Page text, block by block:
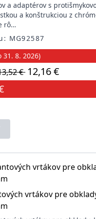
a adaptérov s
a konštrukciou z
rô…
MG92587
31. 8. 2026)
€ 12,16 €
vrtákov pre